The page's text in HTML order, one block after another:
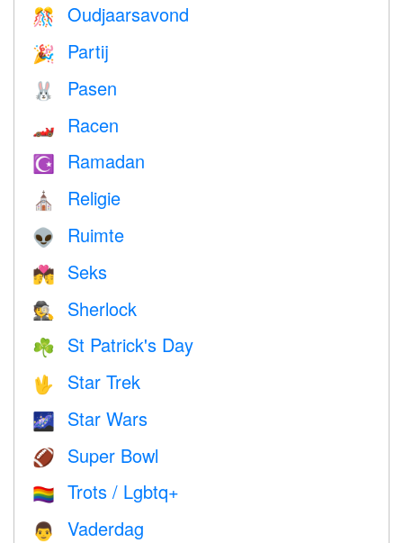
🎊 Oudjaarsavond
🎉 Partij
🐰 Pasen
🏎 Racen
☪️ Ramadan
⛪️ Religie
👽 Ruimte
💏 Seks
🕵️ Sherlock
☘️ St Patrick's Day
🖖 Star Trek
🌌 Star Wars
🏈 Super Bowl
🏳️‍🌈 Trots / Lgbtq+
👨 Vaderdag